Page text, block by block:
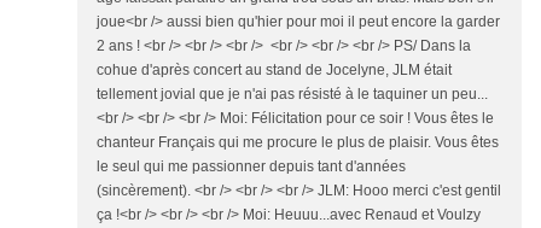
joue<br /> aussi bien qu'hier pour moi il peut encore la garder
2 ans ! <br /> <br /> <br /> <br /> <br /> <br /> PS/ Dans la
cohue d'après concert au stand de Jocelyne, JLM était
tellement jovial que je n'ai pas résisté à le taquiner un peu...
<br /> <br /> <br /> Moi: Félicitation pour ce soir ! Vous êtes le
chanteur Français qui me procure le plus de plaisir. Vous êtes
le seul qui me passionner depuis tant d'années
(sincèrement). <br /> <br /> <br /> JLM: Hooo merci c'est gentil
ça !<br /> <br /> <br /> Moi: Heuuu...avec Renaud et Voulzy